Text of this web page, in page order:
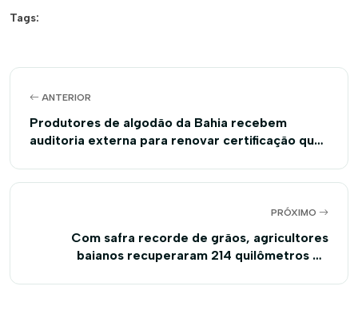
Tags:
ANTERIOR
Produtores de algodão da Bahia recebem
auditoria externa para renovar certificação que
PRÓXIMO
Com safra recorde de grãos, agricultores
baianos recuperaram 214 quilômetros de